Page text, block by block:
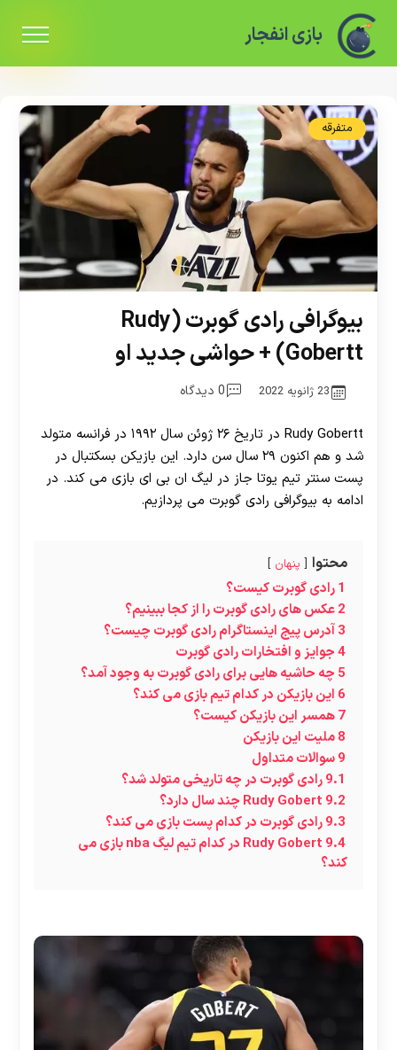
بازی انفجار
متفرقه
بیوگرافی رادی گوبرت (Rudy
Gobertt) + حواشی جدید او
23 ژانویه 2022 0 دیدگاه
Rudy Gobertt در تاریخ ۲۶ ژوئن سال ۱۹۹۲ در فرانسه متولد
شد و هم اکنون ۲۹ سال سن دارد. این بازیکن بسکتبال در
پست سنتر تیم یوتا جاز در لیگ ان بی ای بازی می کند. در
ادامه به بیوگرافی رادی گوبرت می پردازیم.
محتوا پنهان
1رادی گوبرت کیست؟
2عکس های رادی گوبرت را از کجا ببینیم؟
3آدرس پیج اینستاگرام رادی گوبرت چیست؟
4جوایز و افتخارات رادی گوبرت
5 چه حاشیه هایی برای رادی گوبرت به وجود آمد؟
6 این بازیکن در کدام تیم بازی می کند؟
7همسر این بازیکن کیست؟
8ملیت این بازیکن
9سوالات متداول
9.1رادی گوبرت در چه تاریخی متولد شد؟
9.2 Rudy Gobert چند سال دارد؟
9.3رادی گوبرت در کدام پست بازی می کند؟
9.4
Rudy Gobert در کدام تیم لیگ nba بازی می
کند؟